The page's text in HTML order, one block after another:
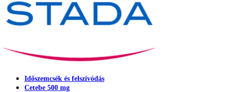
Időszemcsék és felszívódás
Cetebe 500 mg